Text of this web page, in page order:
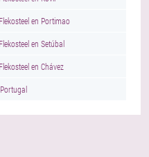
Flekosteel en Portimao
Flekosteel en Setúbal
Flekosteel en Chávez